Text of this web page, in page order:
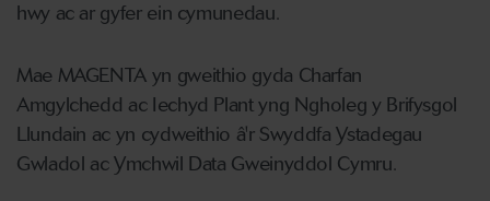
hwy ac ar gyfer ein cymunedau.
Mae MAGENTA yn gweithio gyda Charfan
Amgylchedd ac Iechyd Plant yng Ngholeg y Brifysgol
Llundain ac yn cydweithio â'r Swyddfa Ystadegau
Gwladol ac Ymchwil Data Gweinyddol Cymru.